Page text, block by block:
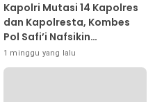
Kapolri Mutasi 14 Kapolres
dan Kapolresta, Kombes
Pol Safi’i Nafsikin
Mengemban Amanah
Pimpin Polresta Kendari
1 minggu yang lalu